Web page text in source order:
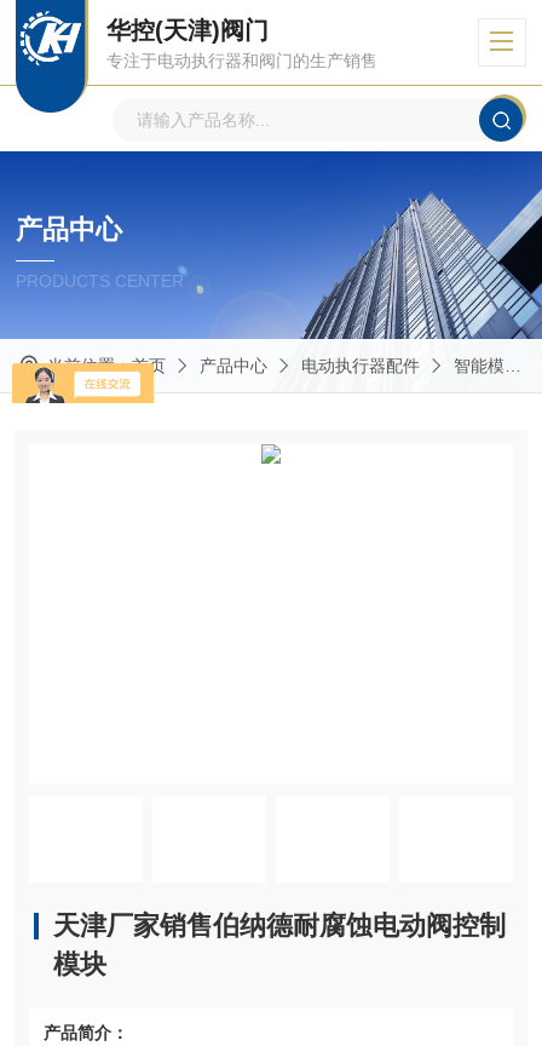
华控(天津)阀门
专注于电动执行器和阀门的生产销售
产品中心
PRODUCTS CENTER
当前位置：首页 产品中心 电动执行器配件 智能模块
天津厂家销售伯纳德耐腐蚀电动阀控制
模块
产品简介：